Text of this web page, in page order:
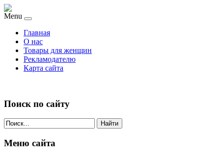
Menu
Главная
О нас
Товары для женщин
Рекламодателю
Карта сайта
Поиск по сайту
Найти
Меню сайта